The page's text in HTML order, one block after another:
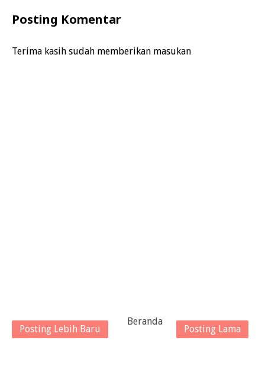
Posting Komentar
Terima kasih sudah memberikan masukan
Posting Lebih Baru Posting Lama
Beranda